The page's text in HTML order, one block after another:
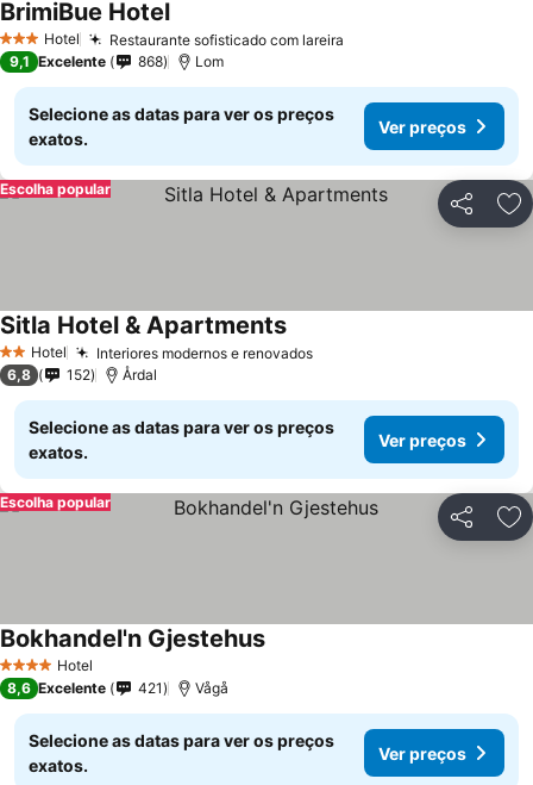
3 EstrelasHotel Restaurante sofisticado com lareira
BrimiBue Hotel
9,1 Excelente 868 Lom
Selecione as datas para ver os preços
exatos.
Ver preços
Partilhar
Escolha popular
2 Estrelas
Hotel Interiores modernos e renovados
Sitla Hotel & Apartments
6,8 152 Årdal
Selecione as datas para ver os preços
exatos.
Ver preços
Partilhar
Escolha popular
4 EstrelasHotel
Bokhandel'n Gjestehus
8,6 Excelente 421 Vågå
Selecione as datas para ver os preços
exatos.
Ver preços